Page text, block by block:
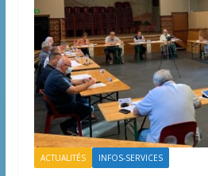
ACTUALITÉS INFOS-SERVICES